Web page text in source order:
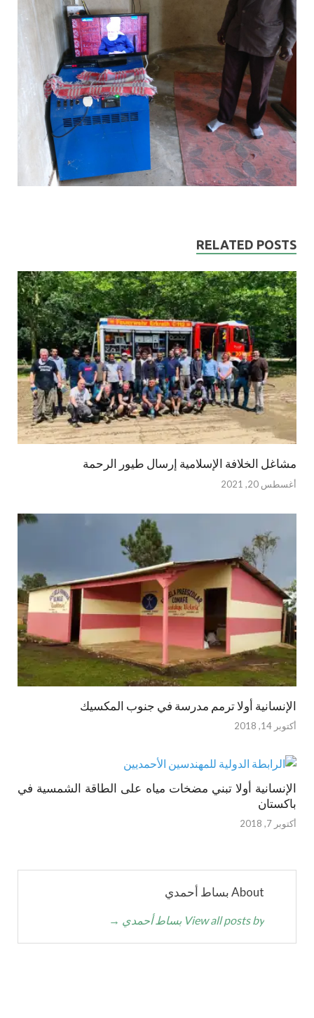
RELATED POSTS
مشاغل الخلافة الإسلامية إرسال طيور الرحمة
أغسطس 20, 2021
الإنسانية أولا ترمم مدرسة في جنوب المكسيك
أكتوبر 14, 2018
الإنسانية أولا تبني مضخات مياه على الطاقة الشمسية في
باكستان
أكتوبر 7, 2018
About بساط أحمدي
View all posts by بساط أحمدي →